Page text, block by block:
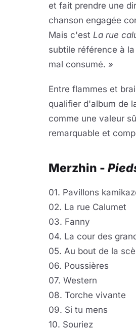
et fait prendre une
chanson engagée
Mais c'est La rue
subtile référence à
mal consumé. »
Entre flammes et
qualifier d'album de
comme une valeur
remarquable et
Merzhin -
01. Pavillons
02. La rue Calumet
03. Fanny
04. La cour des
05. Au bout de la
06. Poussières
07. Western
08. Torche vivante
09. Si tu mens
10. Souriez